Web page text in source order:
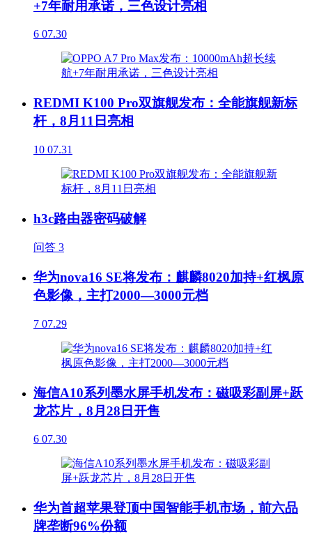
+7年耐用承诺，三色设计亮相
6 07.30
REDMI K100 Pro双旗舰发布：全能旗舰新标
杆，8月11日亮相
10 07.31
h3c路由器密码破解
问答 3
华为nova16 SE将发布：麒麟8020加持+红枫原
色影像，主打2000—3000元档
7 07.29
海信A10系列墨水屏手机发布：磁吸彩副屏+跃
龙芯片，8月28日开售
6 07.30
华为首超苹果登顶中国智能手机市场，前六品
牌垄断96%份额